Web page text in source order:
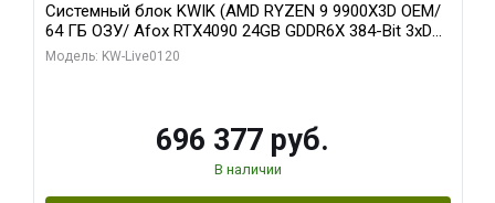
Системный блок KWIK (AMD RYZEN 9 9900X3D OEM/
64 ГБ ОЗУ/ Afox RTX4090 24GB GDDR6X 384-Bit 3xDP
HDMI ATX Turbo/ 1 ТБ SSD)
Модель: KW-Live0120
696 377 руб.
В наличии